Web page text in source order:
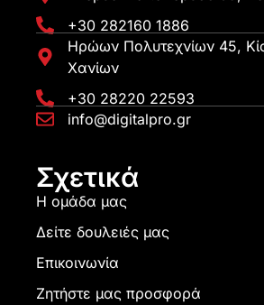
+30 282160 1886
Ηρώων Πολυτεχνίων 45,
Χανίων
+30 28220 22593
info@digitalpro.gr
Σχετικά
Η ομάδα μας
Δείτε δουλειές μας
Επικοινωνία
Ζητήστε μας προσφορά